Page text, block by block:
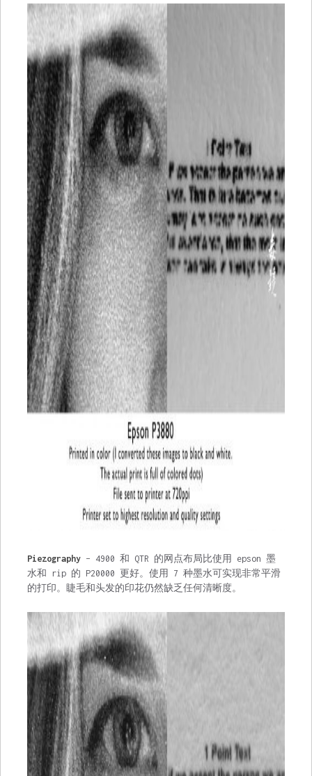
Piezography– 4900 和 QTR 的网点布局比使用 epson 墨
水和 rip 的 P20000 更好。使用 7 种墨水可实现非常平滑
的打印。睫毛和头发的印花仍然缺乏任何清晰度。